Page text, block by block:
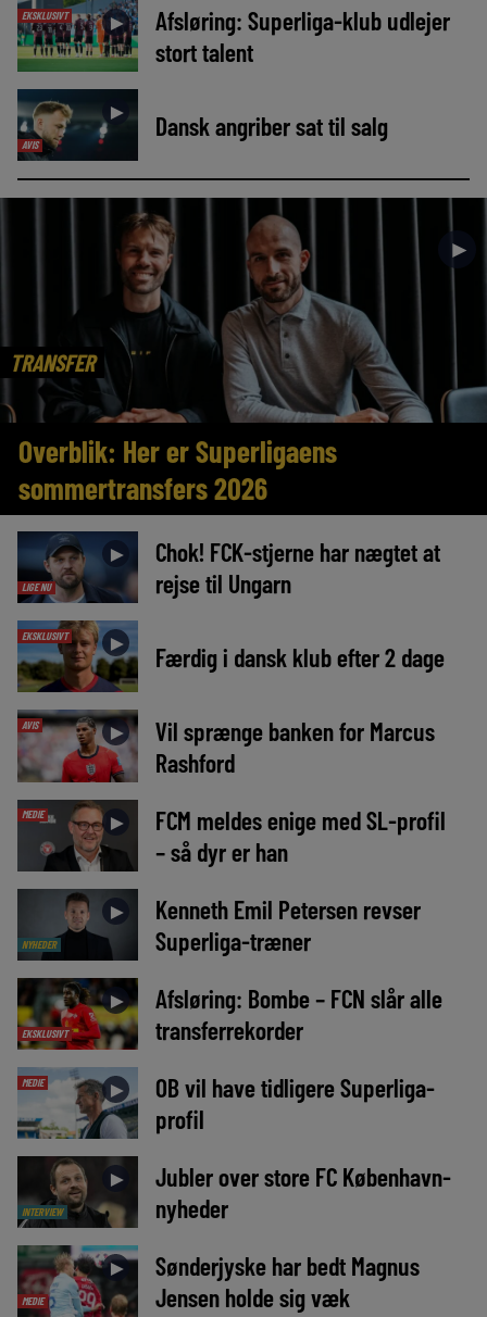
EKSKLUSIVT ►
Afsløring: Superliga-klub udlejer
stort talent
AVIS
► Dansk angriber sat til salg
TRANSFER
►
Overblik: Her er Superligaens
sommertransfers 2026
LIGE NU
►
Chok! FCK-stjerne har nægtet at
rejse til Ungarn
EKSKLUSIVT ► Færdig i dansk klub efter 2 dage
AVIS ►
Vil sprænge banken for Marcus
Rashford
MEDIE ►
FCM meldes enige med SL-profil
– så dyr er han
NYHEDER
►
Kenneth Emil Petersen revser
Superliga-træner
EKSKLUSIVT
►
Afsløring: Bombe – FCN slår alle
transferrekorder
MEDIE ►
OB vil have tidligere Superliga-
profil
INTERVIEW
►
Jubler over store FC København-
nyheder
MEDIE
►
Sønderjyske har bedt Magnus
Jensen holde sig væk